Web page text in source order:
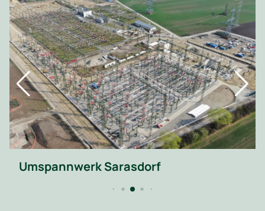
Umspannwerk Sarasdorf